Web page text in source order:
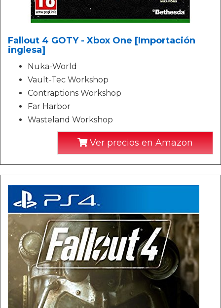
Fallout 4 GOTY - Xbox One [Importación
inglesa]
Nuka-World
Vault-Tec Workshop
Contraptions Workshop
Far Harbor
Wasteland Workshop
Ver precios en Amazon